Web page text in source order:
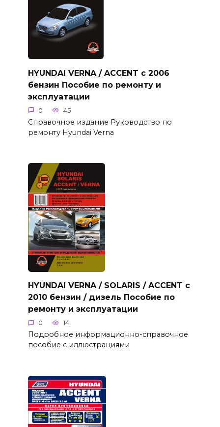
HYUNDAI VERNA / ACCENT с 2006
бензин Пособие по ремонту и
эксплуатации
0 45
Справочное издание Руководство по
ремонту Hyundai Verna
HYUNDAI VERNA / SOLARIS / ACCENT с
2010 бензин / дизель Пособие по
ремонту и эксплуатации
0 14
Подробное информационно-справочное
пособие с иллюстрациями